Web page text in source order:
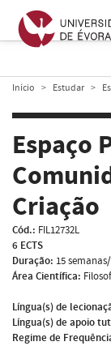
Início Estudar
Espaço
Criação
Cód.: FIL12732L
6 ECTS
Duração: 15
Área Científica:
Língua(s) de
Língua(s) de apoio
Regime de